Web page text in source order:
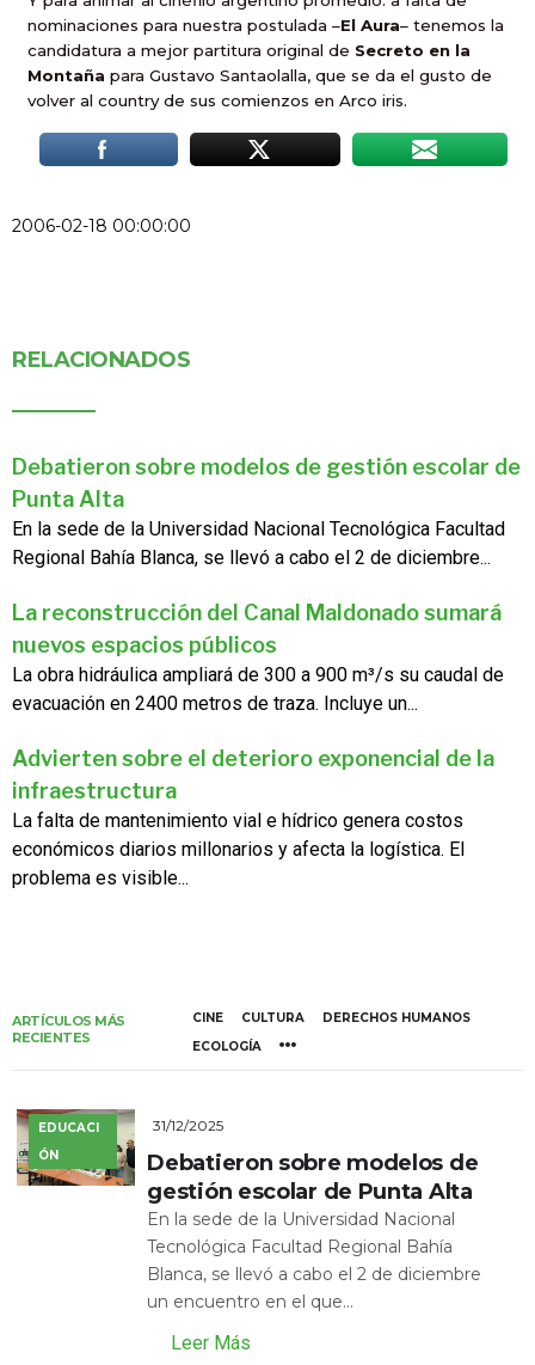
nominaciones para nuestra postulada –El Aura– tenemos la
candidatura a mejor partitura original de Secreto en la
Montaña para Gustavo Santaolalla, que se da el gusto de
volver al country de sus comienzos en Arco iris.
2006-02-18 00:00:00
RELACIONADOS
Debatieron sobre modelos de gestión escolar de
Punta Alta
En la sede de la Universidad Nacional Tecnológica Facultad
Regional Bahía Blanca, se llevó a cabo el 2 de diciembre...
La reconstrucción del Canal Maldonado sumará
nuevos espacios públicos
La obra hidráulica ampliará de 300 a 900 m³/s su caudal de
evacuación en 2400 metros de traza. Incluye un...
Advierten sobre el deterioro exponencial de la
infraestructura
La falta de mantenimiento vial e hídrico genera costos
económicos diarios millonarios y afecta la logística. El
problema es visible...
ARTÍCULOS MÁS
RECIENTES
CINE CULTURA
DERECHOS HUMANOS
ECOLOGÍA
EDUCACI
ÓN
31/12/2025
Debatieron sobre modelos de
gestión escolar de Punta Alta
En la sede de la Universidad Nacional
Tecnológica Facultad Regional Bahía
Blanca, se llevó a cabo el 2 de diciembre
un encuentro en el que...
Leer Más